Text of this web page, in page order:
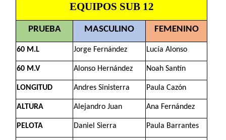
EQUIPOS SUB 12
PRUEBA MASCULINO FEMENINO
60 M.L Jorge Fernández Lucía Alonso
60 M.V Alonso Hernández Noah Santín
LONGITUD Andres Sinisterra Paula Cazón
ALTURA Alejandro Juan Ana Fernández
PELOTA Daniel Sierra Paula Barrantes